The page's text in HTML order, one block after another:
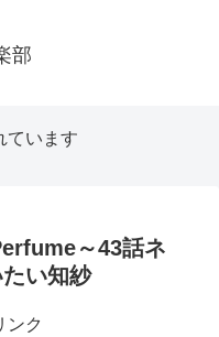
部
ています
～43話ネ
い知紗
ンク